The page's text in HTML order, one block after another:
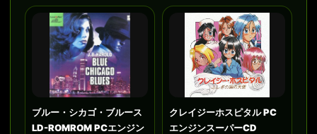
ブルー・シカゴ・ブルース
LD-ROMROM PCエンジン
クレイジーホスピタル PC
エンジンスーパーCD